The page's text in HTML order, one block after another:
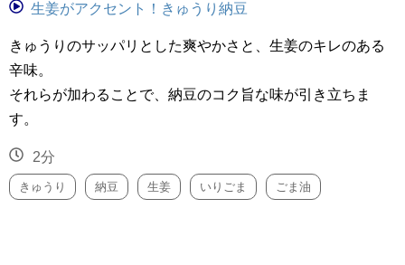
生姜がアクセント！きゅうり納豆
きゅうりのサッパリとした爽やかさと、生姜のキレのある
辛味。
それらが加わることで、納豆のコク旨な味が引き立ちま
す。
2分
きゅうり 納豆 生姜 いりごま ごま油